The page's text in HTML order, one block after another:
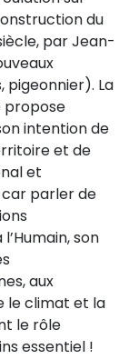
du
par Jean-
La
propose
intention de
et de
et
car parler de
son
aux
le climat et la
le rôle
essentiel !